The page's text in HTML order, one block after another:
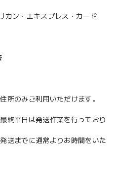
ン・エキスプレス・カード
所のみご利用いただけます。
終平日は発送作業を行っており
送までに通常よりお時間をいた